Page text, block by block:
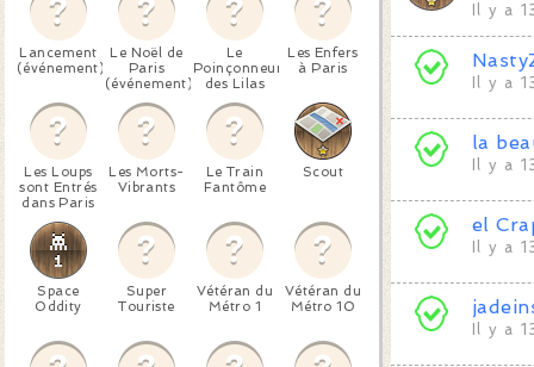
Lancement
(événement)
Le Noël de
Paris
(événement)
Le
Poinçonneur
des Lilas
Les Enfers
à Paris
Les Loups
sont Entrés
dans Paris
Les Morts-
Vibrants
Le Train
Fantôme
Scout
Space
Oddity
Super
Touriste
Vétéran du
Métro 1
Vétéran du
Métro 10
Il y a
Il y a
la
Il y a
el
Il y a
Il y a